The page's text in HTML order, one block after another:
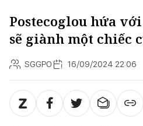
Postecoglou hứa
sẽ giành một chiếc
SGGPO 16/09/2024 22:06